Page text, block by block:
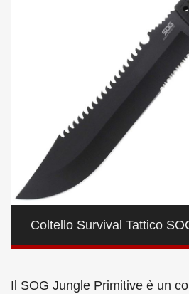
Coltello Survival Tattico
Il SOG Jungle Primitive è un